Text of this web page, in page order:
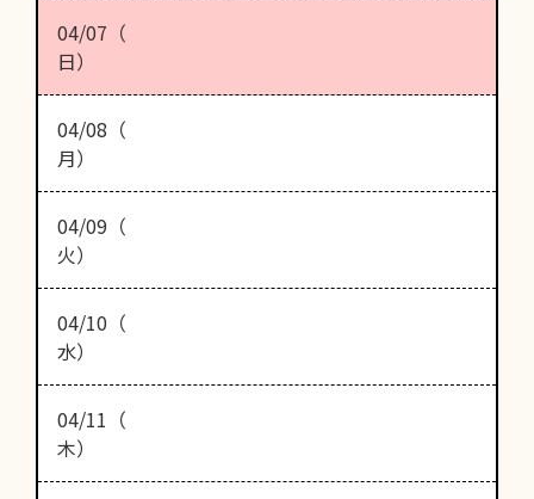
04/07（
日）
04/08（
月）
04/09（
火）
04/10（
水）
04/11（
木）